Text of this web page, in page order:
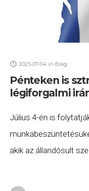
2025-07-04 in Blog
Pénteken is
légiforgalmi
Július 4-én is
akik az állandósult